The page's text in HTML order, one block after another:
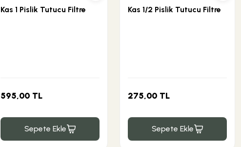
Kas 1 Pislik Tutucu Filtre
595,00 TL
Sepete Ekle
Kas 1/2 Pislik Tutucu Filtre
275,00 TL
Sepete Ekle